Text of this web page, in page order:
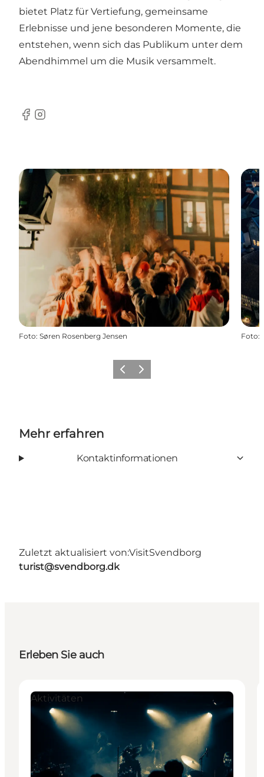
bietet Platz für Vertiefung, gemeinsame
Erlebnisse und jene besonderen Momente, die
entstehen, wenn sich das Publikum unter dem
Abendhimmel um die Musik versammelt.
Facebook
Instagram
Foto: Søren Rosenberg Jensen Foto:
Vorherige Folie
Nächste Folie
Mehr erfahren
Kontaktinformationen
Zuletzt aktualisiert von:VisitSvendborg
turist@svendborg.dk
Erleben Sie auch
Aktivitäten